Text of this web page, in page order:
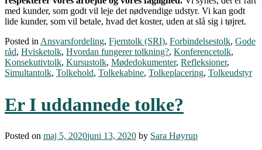
med kunder, som godt vil leje det nødvendige udstyr. Vi kan godt
lide kunder, som vil betale, hvad det koster, uden at slå sig i tøjret.
Posted in Ansvarsfordeling, Fjerntolk (SRI), Forbindelsestolk, Gode
råd, Hvisketolk, Hvordan fungerer tolkning?, Konferencetolk,
Konsekutivtolk, Kursustolk, Mødedokumenter, Refleksioner,
Simultantolk, Tolkehold, Tolkekabine, Tolkeplacering, Tolkeudstyr
Er I uddannede tolke?
Posted on maj 5, 2020juni 13, 2020 by Sara Høyrup